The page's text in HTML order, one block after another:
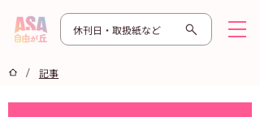
休刊日・取扱紙など
/ 記事